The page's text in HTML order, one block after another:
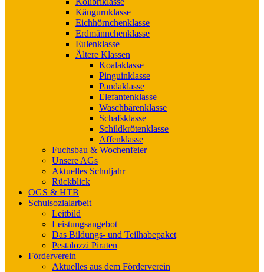
Känguruklasse
Eichhörnchenklasse
Erdmännchenklasse
Eulenklasse
Ältere Klassen
Koalaklasse
Pinguinklasse
Pandaklasse
Elefantenklasse
Waschbärenklasse
Schafsklasse
Schildkrötenklasse
Affenklasse
Fuchsbau & Wochenfeier
Unsere AGs
Aktuelles Schuljahr
Rückblick
OGS & HTB
Schulsozialarbeit
Leitbild
Leistungsangebot
Das Bildungs- und Teilhabepaket
Pestalozzi Piraten
Förderverein
Aktuelles aus dem Förderverein